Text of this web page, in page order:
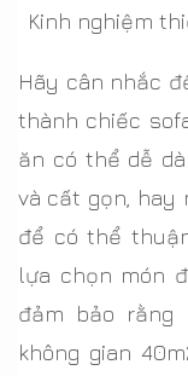
Kinh nghiệm
Hãy cân nhắc
thành chiếc
ăn có thể dễ
và cất gọn, hay
để có thể
lựa chọn món
đảm bảo rằng
không gian